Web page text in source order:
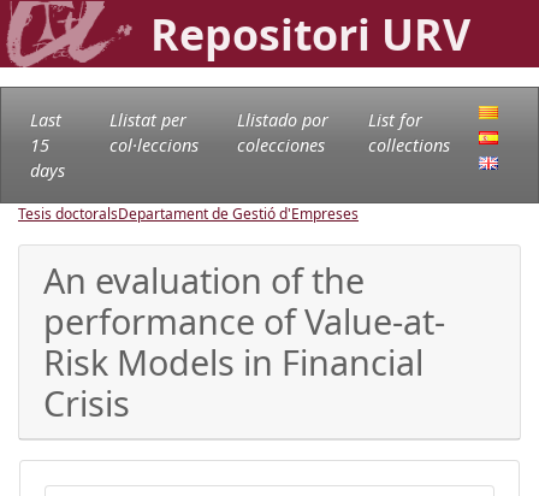
Repositori URV
Last
15
days
Llistat per
col·leccions
Llistado por
colecciones
List for
collections
Tesis doctoralsDepartament de Gestió d'Empreses
An evaluation of the
performance of Value-at-
Risk Models in Financial
Crisis